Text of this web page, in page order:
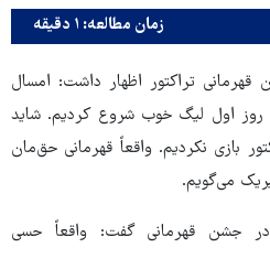
زمان مطالعه: ۱ دقیقه
تراکتور اظهار داشت: امسال
اول لیگ خوب شروع کردیم. شاید
بازی نکردیم. واقعاً قهرمانی حق‌مان
می‌گویم.
جشن قهرمانی گفت: واقعاً حسی